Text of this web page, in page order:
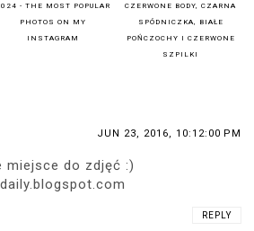
- THE MOST POPULAR
PHOTOS ON MY
INSTAGRAM
CZERWONE BODY, CZARNA
SPÓDNICZKA, BIAŁE
POŃCZOCHY I CZERWONE
SZPILKI
JUN 23, 2016, 10:12:00 PM
miejsce do zdjęć :)
REPLY